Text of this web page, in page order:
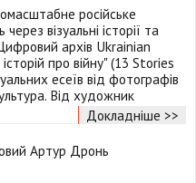
російське
візуальні історії та
архів Ukrainian
про війну" (13 Stories
есеїв від фотографів
Від художник
Докладніше >>